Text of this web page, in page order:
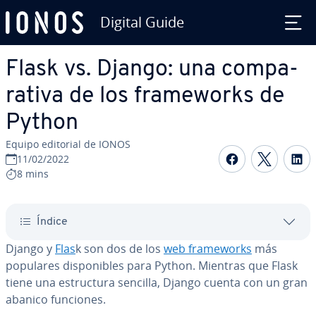
Digital Guide
Flask vs. Django: una co­m­pa­
ra­ti­va de los fra­me­wo­r­ks de
Python
Equipo editorial de IONOS
11/02/2022
8 mins
Compartir
Índice
Django y Flask son dos de los web fra­me­wo­r­ks más
populares di­s­po­ni­bles para Python. Mientras que Flask
tiene una es­tru­c­tu­ra sencilla, Django cuenta con un gran
abanico funciones.